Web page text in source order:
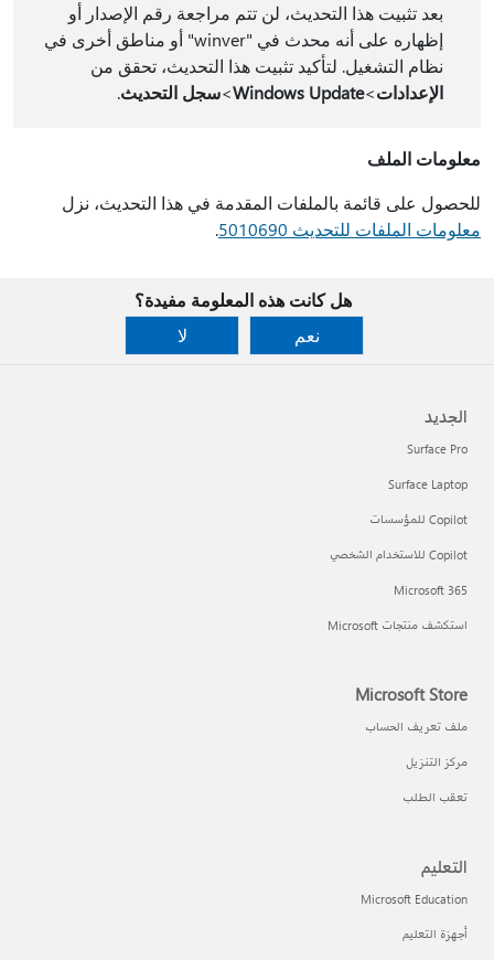
بعد تثبيت هذا التحديث، لن تتم مراجعة رقم الإصدار أو
إظهاره على أنه محدث في "winver" أو مناطق أخرى في
نظام التشغيل. لتأكيد تثبيت هذا التحديث، تحقق من
الإعدادات>
Windows Update
>سجل التحديث.
معلومات الملف
للحصول على قائمة بالملفات المقدمة في هذا التحديث، نزل
معلومات الملفات للتحديث 5010690
.
هل كانت هذه المعلومة مفيدة؟
نعم
لا
الجديد
Surface Pro
Surface Laptop
Copilot للمؤسسات
Copilot للاستخدام الشخصي
Microsoft 365
استكشف منتجات Microsoft
Microsoft Store
ملف تعريف الحساب
مركز التنزيل
تعقب الطلب
التعليم
Microsoft Education
أجهزة التعليم